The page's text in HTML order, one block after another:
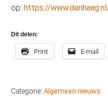
op:https://
Dit delen:
Print E-mail
Categorie:Algemeen nieuws